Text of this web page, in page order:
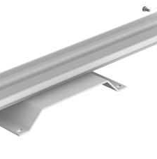
vanhaan ennen 90-lukua
-valaisimen